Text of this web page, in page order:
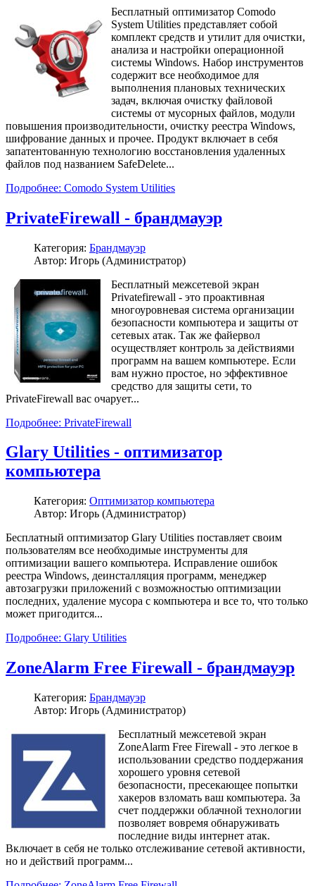
Бесплатный оптимизатор Comodo
System Utilities представляет собой
комплект средств и утилит для очистки,
анализа и настройки операционной
системы Windows. Набор инструментов
содержит все необходимое для
выполнения плановых технических
задач, включая очистку файловой
системы от мусорных файлов, модули
повышения производительности, очистку реестра Windows,
шифрование данных и прочее. Продукт включает в себя
запатентованную технологию восстановления удаленных
файлов под названием SafeDelete...
Подробнее: Comodo System Utilities
PrivateFirewall - брандмауэр
Категория: Брандмауэр
Автор: Игорь (Администратор)
Бесплатный межсетевой экран
Privatefirewall - это проактивная
многоуровневая система организации
безопасности компьютера и защиты от
сетевых атак. Так же файервол
осуществляет контроль за действиями
программ на вашем компьютере. Если
вам нужно простое, но эффективное
средство для защиты сети, то
PrivateFirewall вас очарует...
Подробнее: PrivateFirewall
Glary Utilities - оптимизатор
компьютера
Категория: Оптимизатор компьютера
Автор: Игорь (Администратор)
Бесплатный оптимизатор Glary Utilities поставляет своим
пользователям все необходимые инструменты для
оптимизации вашего компьютера. Исправление ошибок
реестра Windows, деинсталляция программ, менеджер
автозагрузки приложений с возможностью оптимизации
последних, удаление мусора с компьютера и все то, что только
может пригодится...
Подробнее: Glary Utilities
ZoneAlarm Free Firewall - брандмауэр
Категория: Брандмауэр
Автор: Игорь (Администратор)
Бесплатный межсетевой экран
ZoneAlarm Free Firewall - это легкое в
использовании средство поддержания
хорошего уровня сетевой
безопасности, пресекающее попытки
хакеров взломать ваш компьютера. За
счет поддержки облачной технологии
позволяет вовремя обнаруживать
последние виды интернет атак.
Включает в себя не только отслеживание сетевой активности,
но и действий программ...